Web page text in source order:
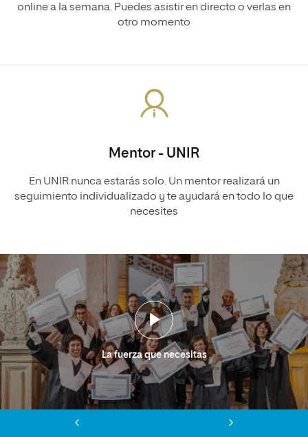
online a la semana. Puedes asistir en directo o verlas en
otro momento
Mentor - UNIR
En UNIR nunca estarás solo. Un mentor realizará un
seguimiento individualizado y te ayudará en todo lo que
necesites
La fuerza que necesitas